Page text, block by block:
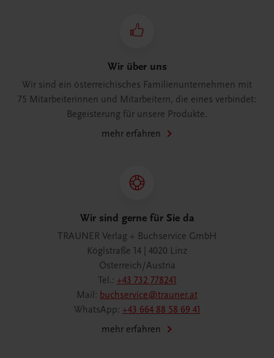
Wir über uns
Wir sind ein österreichisches Familienunternehmen mit
75 Mitarbeiterinnen und Mitarbeitern, die eines verbindet:
Begeisterung für unsere Produkte.
mehr erfahren
Wir sind gerne für Sie da
TRAUNER Verlag + Buchservice GmbH
Köglstraße 14 | 4020 Linz
Österreich/Austria
Tel.: +43 732 778241
Mail: buchservice@trauner.at
WhatsApp: +43 664 88 58 69 41
mehr erfahren